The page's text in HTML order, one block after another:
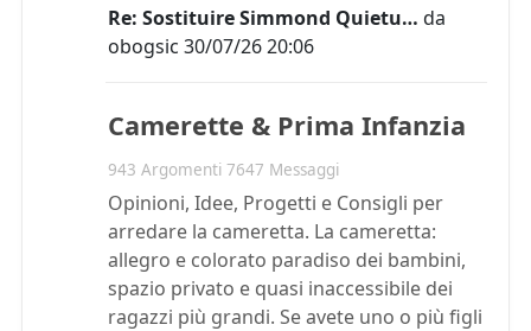
Re: Sostituire Simmond Quietu… da
obogsic 30/07/26 20:06
Camerette & Prima Infanzia
943 Argomenti 7647 Messaggi
Opinioni, Idee, Progetti e Consigli per
arredare la cameretta. La cameretta:
allegro e colorato paradiso dei bambini,
spazio privato e quasi inaccessibile dei
ragazzi più grandi. Se avete uno o più figli